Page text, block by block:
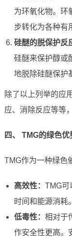
为环氧化物。环
步转化为各种有
硅醚的脱保护反
硅醚来保护醇或
地脱除硅醚保护
除了以上列举的应
应、消除反应等等
四、 TMG的绿色
TMG作为一种绿色
高效性： TMG可
时间和能源消耗
低毒性： 相对于
作安全性更高。